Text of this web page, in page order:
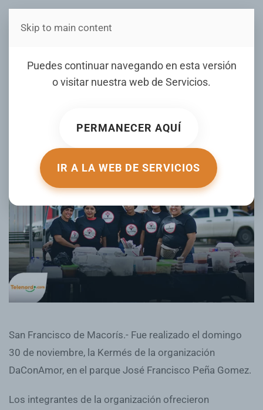
Estás en Telenord Medios
Puedes continuar navegando en esta versión
o visitar nuestra web de Servicios.
PERMANECER AQUÍ
IR A LA WEB DE SERVICIOS
Skip to main content
DaConAmor realiza kermés
para recaudar fondos
San Francisco de Macorís.- Fue realizado el domingo
30 de noviembre, la Kermés de la organización
DaConAmor, en el parque José Francisco Peña Gomez.
Los integrantes de la organización ofrecieron